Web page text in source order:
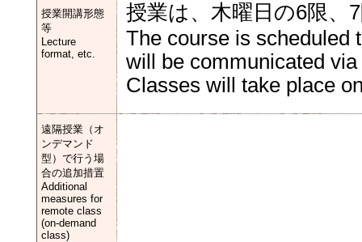
授業開講形態
等
Lecture
format, etc.
授業は、木曜日の6限、
The course is scheduled
will be communicated via
Classes will take place
遠隔授業（オ
ンデマンド
型）で行う場
合の追加措置
Additional
measures for
remote class
(on-demand
class)